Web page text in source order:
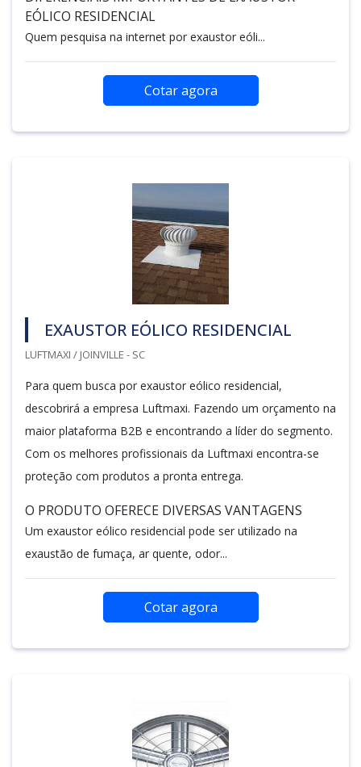
EÓLICO RESIDENCIAL
Quem pesquisa na internet por exaustor eóli...
Cotar agora
EXAUSTOR EÓLICO RESIDENCIAL
LUFTMAXI / JOINVILLE - SC
Para quem busca por exaustor eólico residencial,
descobrirá a empresa Luftmaxi. Fazendo um orçamento na
maior plataforma B2B e encontrando a líder do segmento.
Com os melhores profissionais da Luftmaxi encontra-se
proteção com produtos a pronta entrega.
O PRODUTO OFERECE DIVERSAS VANTAGENS
Um exaustor eólico residencial pode ser utilizado na
exaustão de fumaça, ar quente, odor...
Cotar agora